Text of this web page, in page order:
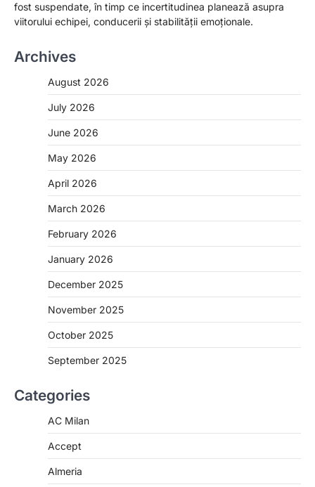
fost suspendate, în timp ce incertitudinea planează asupra
viitorului echipei, conducerii și stabilității emoționale.
Archives
August 2026
July 2026
June 2026
May 2026
April 2026
March 2026
February 2026
January 2026
December 2025
November 2025
October 2025
September 2025
Categories
AC Milan
Accept
Almeria